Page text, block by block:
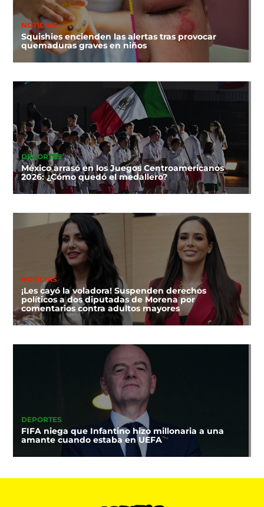
NOTICIAS
Squishies encienden las alertas tras provocar
quemaduras graves en niños
DEPORTES
México arrasó en los Juegos Centroamericanos
2026: ¿Cómo quedó el medallero?
NOTICIAS
¡Les cayó la voladora! Suspenden derechos
políticos a dos diputadas de Morena por
comentarios contra adultos mayores
DEPORTES
FIFA niega que Infantino hizo millonaria a una
amante cuando estaba en UEFA